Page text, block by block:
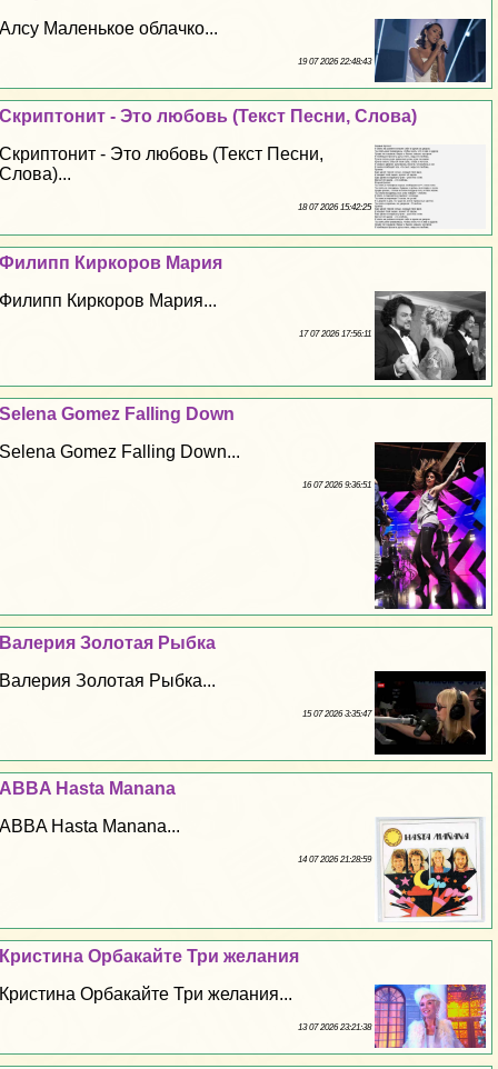
Алсу Маленькое облачко...
19 07 2026 22:48:43
Скриптонит - Это любовь (Текст Песни, Слова)
Скриптонит - Это любовь (Текст Песни,
Слова)...
18 07 2026 15:42:25
Филипп Киркоров Мария
Филипп Киркоров Мария...
17 07 2026 17:56:11
Selena Gomez Falling Down
Selena Gomez Falling Down...
16 07 2026 9:36:51
Валерия Золотая Рыбка
Валерия Золотая Рыбка...
15 07 2026 3:35:47
ABBA Hasta Manana
ABBA Hasta Manana...
14 07 2026 21:28:59
Кристина Орбакайте Три желания
Кристина Орбакайте Три желания...
13 07 2026 23:21:38